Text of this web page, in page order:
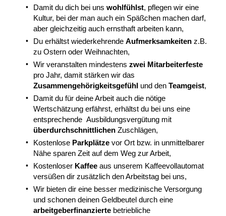
Damit du dich bei uns wohlfühlst, pflegen wir eine
Kultur, bei der man auch ein Späßchen machen darf,
aber gleichzeitig auch ernsthaft arbeiten kann,
Du erhältst wiederkehrende Aufmerksamkeitenz.B.
zu Ostern oder Weihnachten,
Wir veranstalten mindestens zwei Mitarbeiterfeste
pro Jahr, damit stärken wir das
Zusammengehörigkeitsgefühlund den Teamgeist,
Damit du für deine Arbeit auch die nötige
Wertschätzung erfährst, erhältst du bei uns eine
entsprechende Ausbildungsvergütung mit
überdurchschnittlichenZuschlägen,
Kostenlose Parkplätzevor Ort bzw. in unmittelbarer
Nähe sparen Zeit auf dem Weg zur Arbeit,
Kostenloser Kaffeeaus unserem Kaffeevollautomat
versüßen dir zusätzlich den Arbeitstag bei uns,
Wir bieten dir eine besser medizinische Versorgung
und schonen deinen Geldbeutel durch eine
arbeitgeberfinanziertebetriebliche